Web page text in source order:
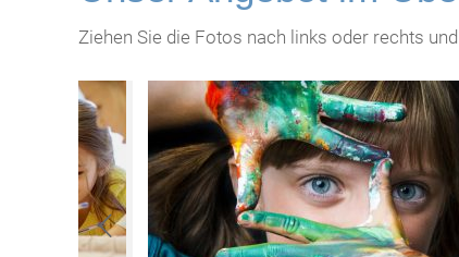
Ziehen Sie die Fotos nach links oder rechts